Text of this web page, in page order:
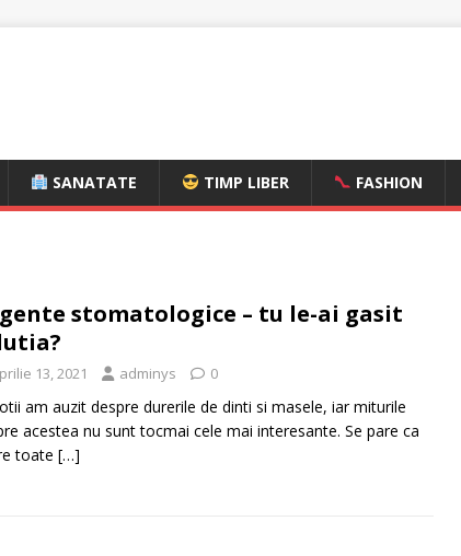
SANATATE TIMP LIBER FASHION
stomatologice – tu le-ai gasit
13, 2021 adminys 0
am auzit despre durerile de dinti si masele, iar miturile
acestea nu sunt tocmai cele mai interesante. Se pare ca
toate […]